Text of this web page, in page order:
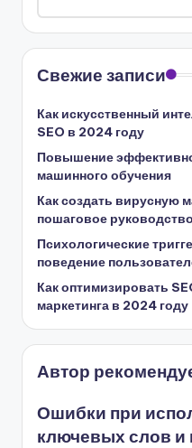
Свежие записи
Как искусственный
SEO в 2024 году
Повышение
машинного обучения
Как создать вирусную
пошаговое руководство
Психологические
поведение
Как оптимизировать
маркетинга в 2024 году
Автор
Ошибки при
ключевых слов и